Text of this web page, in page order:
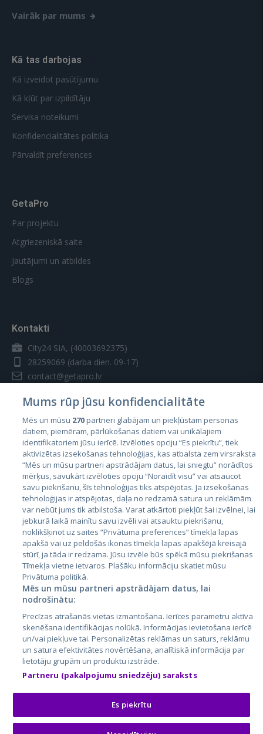
Vairāk par mums
Kā tas darbojas
Kā izveidot pasūtījumu
Kā kļūt par izpildītāju
Servisa noteikumi
Konfidencialitātes politika
Pārvaldīt preferences
GetaPro
Par projektu
Atgriezeniskā saite
Jautājumi un atbildes
Blogs
Kontakti
City24 SIA, (40003692375)
28259069 (darba dien. 09-17)
contact@getapro.lv
Valstis
Igaunija
Latvija
Lietuva
City24.lv
City24.ee
GetaPro.lv
GetaPro.ee
Skelbiu.lt
Autoplius.lt
Aruodas.lt
CVbankas.lt
Kainos.lt
Paslaugos.lt
auto24.ee
Osta.ee
KuldneBörs.ee
Mums rūp jūsu konfidencialitāte
Mēs un mūsu 270partneri glabājam un piekļūstam personas
datiem, piemēram, pārlūkošanas datiem vai unikālajiem
identifikatoriem jūsu ierīcē. Izvēloties opciju “Es piekrītu”, tiek
aktivizētas izsekošanas tehnoloģijas, kas atbalsta zem virsraksta
“Mēs un mūsu partneri apstrādājam datus, lai sniegtu” norādītos
mērķus, savukārt izvēloties opciju “Noraidīt visu” vai atsaucot
savu piekrišanu, šīs tehnoloģijas tiks atspējotas. Ja izsekošanas
tehnoloģijas ir atspējotas, daļa no redzamā satura un reklāmām
var nebūt jums tik atbilstoša. Varat atkārtoti piekļūt šai izvēlnei, lai
jebkurā laikā mainītu savu izvēli vai atsauktu piekrišanu,
noklikšķinot uz saites “Privātuma preferences” tīmekļa lapas
apakšā vai uz peldošās ikonas tīmekļa lapas apakšējā kreisajā
stūrī, ja tāda ir redzama. Jūsu izvēle būs spēkā mūsu piekrišanas
Tīmekļa vietne ietvaros. Plašāku informāciju skatiet mūsu
Privātuma politikā.
Mēs un mūsu partneri apstrādājam datus, lai
nodrošinātu:
Precīzas atrašanās vietas izmantošana. Ierīces parametru aktīva
skenēšana identifikācijas nolūkā. Informācijas ievietošana ierīcē
un/vai piekļuve tai. Personalizētas reklāmas un saturs, reklāmu
un satura efektivitātes novērtēšana, analītiskā informācija par
lietotāju grupām un produktu izstrāde.
Partneru (pakalpojumu sniedzēju) saraksts
Es piekrītu